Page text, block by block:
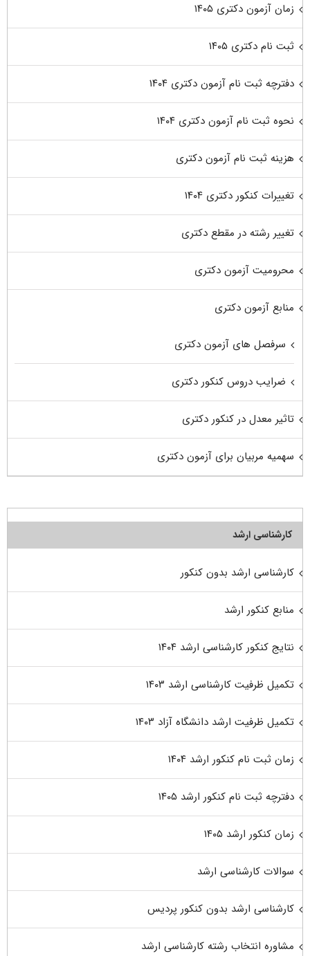
زمان آزمون دکتری ۱۴۰۵
ثبت نام دکتری ۱۴۰۵
دفترچه ثبت نام آزمون دکتری ۱۴۰۴
نحوه ثبت نام آزمون دکتری ۱۴۰۴
هزینه ثبت نام آزمون دکتری
تغییرات کنکور دکتری ۱۴۰۴
تغییر رشته در مقطع دکتری
محرومیت آزمون دکتری
منابع آزمون دکتری
سرفصل های آزمون دکتری
ضرایب دروس کنکور دکتری
تاثیر معدل در کنکور دکتری
سهمیه مربیان برای آزمون دکتری
کارشناسی ارشد
کارشناسی ارشد بدون کنکور
منابع کنکور ارشد
نتایج کنکور کارشناسی ارشد ۱۴۰۴
تکمیل ظرفیت کارشناسی ارشد ۱۴۰۳
تکمیل ظرفیت ارشد دانشگاه آزاد ۱۴۰۳
زمان ثبت نام کنکور ارشد ۱۴۰۴
دفترچه ثبت نام کنکور ارشد ۱۴۰۵
زمان کنکور ارشد ۱۴۰۵
سوالات کارشناسی ارشد
کارشناسی ارشد بدون کنکور پردیس
مشاوره انتخاب رشته کارشناسی ارشد